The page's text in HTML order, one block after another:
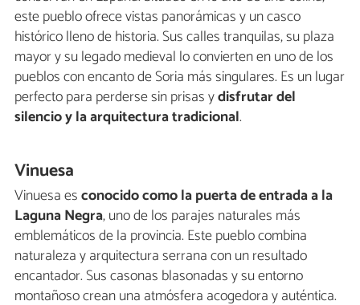
este pueblo ofrece vistas panorámicas y un casco
histórico lleno de historia. Sus calles tranquilas, su plaza
mayor y su legado medieval lo convierten en uno de los
pueblos con encanto de Soria más singulares. Es un lugar
perfecto para perderse sin prisas ydisfrutar del
silencio y la arquitectura tradicional.
Vinuesa
Vinuesa esconocido como la puerta de entrada a la
Laguna Negra, uno de los parajes naturales más
emblemáticos de la provincia. Este pueblo combina
naturaleza y arquitectura serrana con un resultado
encantador. Sus casonas blasonadas y su entorno
montañoso crean una atmósfera acogedora y auténtica.